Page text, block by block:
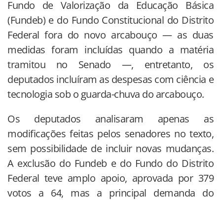
Fundo de Valorização da Educação Básica
(Fundeb) e do Fundo Constitucional do Distrito
Federal fora do novo arcabouço — as duas
medidas foram incluídas quando a matéria
tramitou no Senado —, entretanto, os
deputados incluíram as despesas com ciência e
tecnologia sob o guarda-chuva do arcabouço.
Os deputados analisaram apenas as
modificações feitas pelos senadores no texto,
sem possibilidade de incluir novas mudanças.
A exclusão do Fundeb e do Fundo do Distrito
Federal teve amplo apoio, aprovada por 379
votos a 64, mas a principal demanda do